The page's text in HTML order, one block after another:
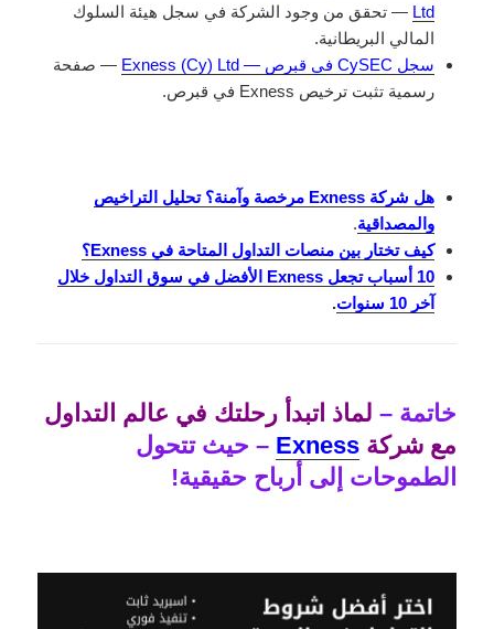
Ltd — تحقق من وجود الشركة في سجل هيئة السلوك
المالي البريطانية.
سجل CySEC في قبرص — Exness (Cy) Ltd
— صفحة
رسمية تثبت ترخيص Exness في قبرص.
هل شركة Exness مرخصة وآمنة؟ تحليل التراخيص
والمصداقية.
كيف تختار بين منصات التداول المتاحة في Exness؟
10 أسباب تجعل Exness الأفضل في سوق التداول خلال
آخر 10 سنوات
.
خاتمة – لماذ اتبدأ رحلتك في عالم التداول
مع شركةExness – حيث تتحول
الطموحات إلى أرباح حقيقية!